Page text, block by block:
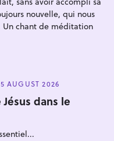
nouvelle, qui nous
Un chant de méditation
5 AUGUST 2026
dans le